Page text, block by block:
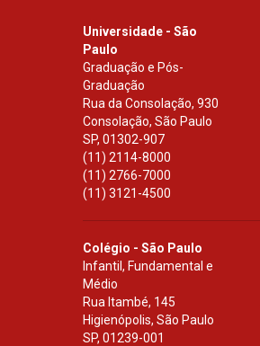
Universidade - São
Paulo
Graduação e Pós-
Graduação
Rua da Consolação, 930
Consolação, São Paulo
SP, 01302-907
(11) 2114-8000
(11) 2766-7000
(11) 3121-4500
Colégio - São Paulo
Infantil, Fundamental e
Médio
Rua Itambé, 145
Higienópolis, São Paulo
SP, 01239-001